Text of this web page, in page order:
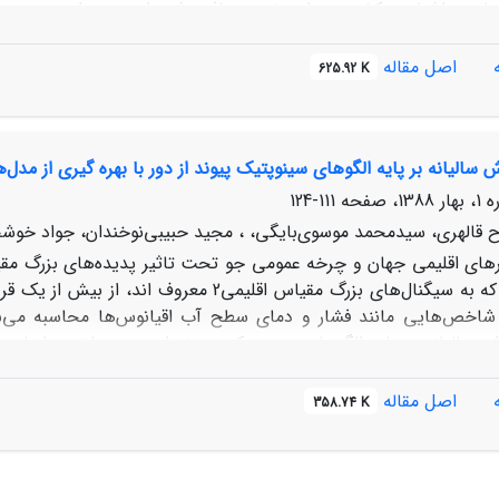
هواشناسی کشور و وزارت نیرو دریافت شده است. در این
اقیانوس هند و سیبری را شامل می شوند، تاثیر پذیری
دوره فروردین تا خرداد (آوریل تا ژوئن)
سامانه استنباط فازی مورد بهره‌گیری در این بررسی،
اصل مقاله 625.92 K
بر پایه الگوهای سینوپتیک پیوند از دور با بهره گیری از
111-124
قالهری، سیدمحمد موسوی‌بایگی، ، مجید حبیبی‌نوخندان، جواد
اقلیمی جهان و چرخه عمومی جو تحت تاثیر پدیده‌های
این پدیده‌ها که به سیگنال‌های بزرگ مقیاس
شاخص‌هایی مانند فشار و دمای سطح آب اقیانوس‌ها محاسبه
سالیانه بر پایه الگوهای سینوپتیکی پیوند از دور، منطقه
رضوی
هواشناسی شاخص در بازه‌های زمانی مختلف، مدل‌های
اصل مقاله 358.74 K